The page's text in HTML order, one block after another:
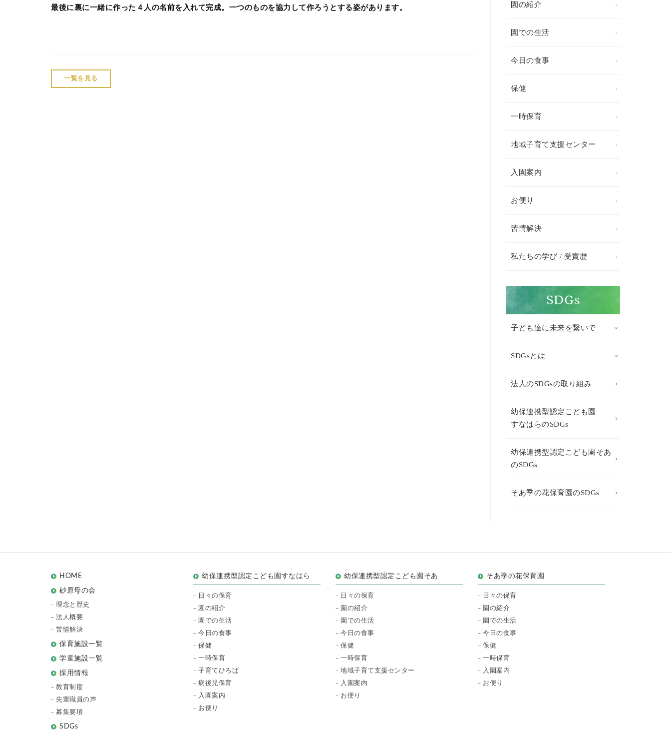
園の紹介
園での生活
今日の食事
保健
一時保育
地域子育て支援センター
入園案内
お便り
苦情解決
私たちの学び / 受賞歴
子ども達に未来を繋いで
SDGsとは
法人のSDGsの取り組み
幼保連携型認定こども園
すなはらのSDGs
幼保連携型認定こども園そあ
のSDGs
そあ季の花保育園のSDGs
最後に裏に一緒に作った４人の名前を入れて完成。一つのものを協力して作ろうとする姿があります。
一覧を見る
HOME
砂原母の会
理念と歴史
法人概要
苦情解決
保育施設一覧
学童施設一覧
採用情報
教育制度
先輩職員の声
募集要項
SDGs
幼保連携型認定こども園すなはら
日々の保育
園の紹介
園での生活
今日の食事
保健
一時保育
子育てひろば
病後児保育
入園案内
お便り
幼保連携型認定こども園そあ
日々の保育
園の紹介
園での生活
今日の食事
保健
一時保育
地域子育て支援センター
入園案内
お便り
そあ季の花保育園
日々の保育
園の紹介
園での生活
今日の食事
保健
一時保育
入園案内
お便り